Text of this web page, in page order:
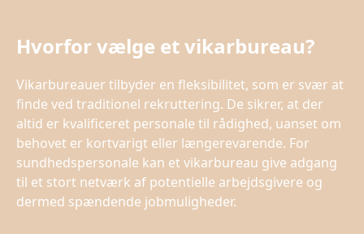
Hvorfor vælge et vikarbureau?
Vikarbureauer tilbyder en fleksibilitet, som er svær at
finde ved traditionel rekruttering. De sikrer, at der
altid er kvalificeret personale til rådighed, uanset om
behovet er kortvarigt eller længerevarende. For
sundhedspersonale kan et vikarbureau give adgang
til et stort netværk af potentielle arbejdsgivere og
dermed spændende jobmuligheder.